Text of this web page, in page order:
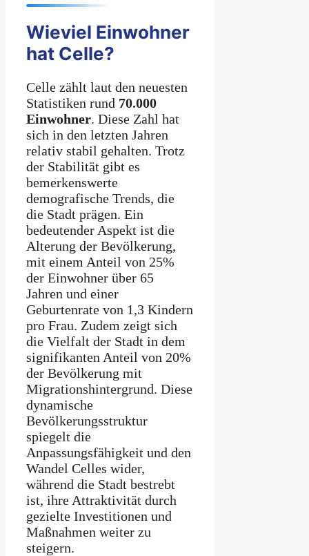
Wieviel Einwohner
hat Celle?
Celle zählt laut den neuesten
Statistiken rund 70.000
Einwohner. Diese Zahl hat
sich in den letzten Jahren
relativ stabil gehalten. Trotz
der Stabilität gibt es
bemerkenswerte
demografische Trends, die
die Stadt prägen. Ein
bedeutender Aspekt ist die
Alterung der Bevölkerung,
mit einem Anteil von 25%
der Einwohner über 65
Jahren und einer
Geburtenrate von 1,3 Kindern
pro Frau. Zudem zeigt sich
die Vielfalt der Stadt in dem
signifikanten Anteil von 20%
der Bevölkerung mit
Migrationshintergrund. Diese
dynamische
Bevölkerungsstruktur
spiegelt die
Anpassungsfähigkeit und den
Wandel Celles wider,
während die Stadt bestrebt
ist, ihre Attraktivität durch
gezielte Investitionen und
Maßnahmen weiter zu
steigern.